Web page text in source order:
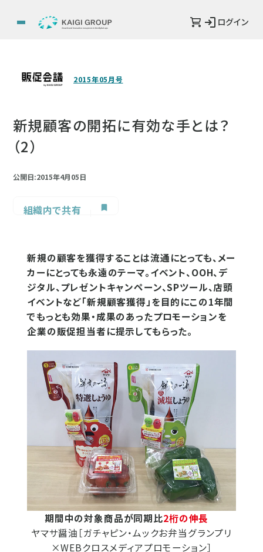
ログイン
2015年05月号
新規顧客の開拓に有効な手とは？
（2）
公開日:2015年4月05日
組織内で共有
新規の顧客を獲得することは流通にとっても、メー
カーにとっても永遠のテーマ。イベント、OOH、デ
ジタル、プレゼントキャンペーン、SPツール、店頭
イベントなど「新規顧客獲得」を目的にこの1年間
でもっとも効果・成果のあったプロモーションを
企業の販促担当者に提示してもらった。
期間中の対象商品が同期比2桁の伸長
ヤマサ醤油［ガチャピン・ムックお弁当グランプリ
×WEBクロスメディアプロモーション］